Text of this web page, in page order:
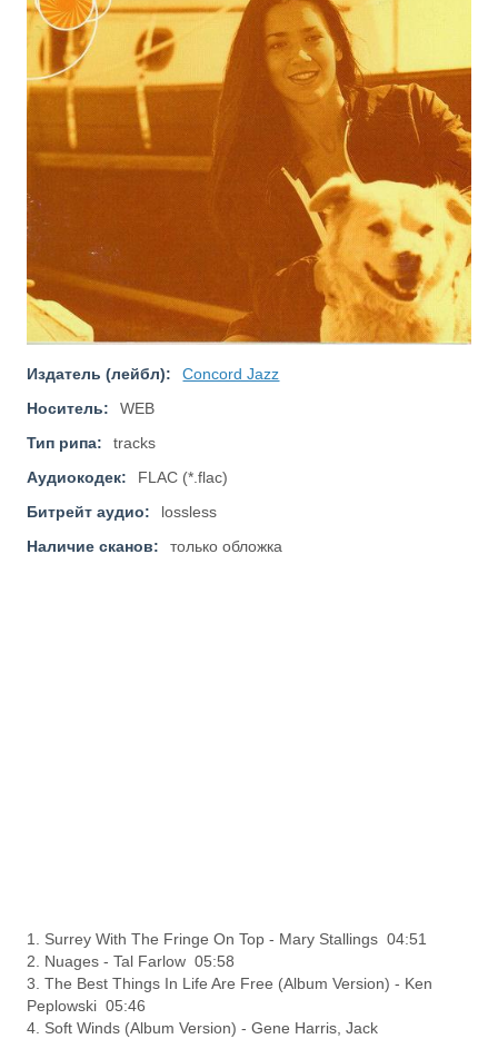
Издатель (лейбл):
Concord Jazz
Носитель:
WEB
Тип рипа:
tracks
Аудиокодек:
FLAC (*.flac)
Битрейт аудио:
lossless
Наличие сканов:
только обложка
1. Surrey With The Fringe On Top - Mary Stallings 04:51
2. Nuages - Tal Farlow 05:58
3. The Best Things In Life Are Free (Album Version) - Ken
Peplowski 05:46
4. Soft Winds (Album Version) - Gene Harris, Jack